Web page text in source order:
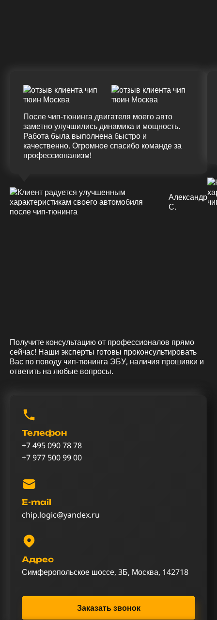
После чип-тюнинга двигателя моего авто
заметно улучшились динамика и мощность.
Работа была выполнена быстро и
качественно. Огромное спасибо команде за
профессионализм!
Александр
С.
Получите консультацию от профессионалов прямо
сейчас! Наши эксперты готовы проконсультировать
Вас по поводу чип-тюнинга ЭБУ, наличия прошивки и
ответить на любые вопросы.
Телефон
+7 495 090 78 78
+7 977 500 99 00
E-mail
chip.logic@yandex.ru
Адрес
Симферопольское шоссе, 3Б, Москва, 142718
Заказать звонок